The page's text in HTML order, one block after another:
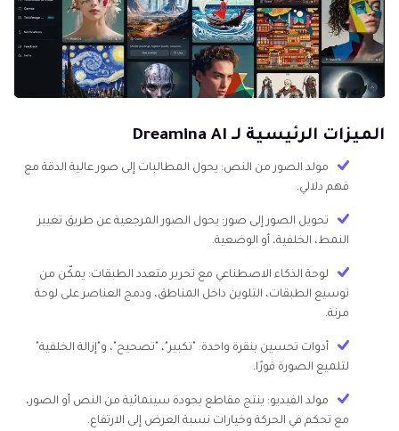
الميزات الرئيسية لـ Dreamina AI
مولد الصور من النص: يحول المطالبات إلى صور عالية الدقة مع
فهم دلالي.
تحويل الصور إلى صور: يحول الصور المرجعية عن طريق تغيير
النمط، الخلفية، أو الوضعية.
لوحة الذكاء الاصطناعي مع تحرير متعدد الطبقات: يمكّن من
توسيع الطبقات، التلوين داخل المناطق، ودمج العناصر على لوحة
مرنة.
أدوات تحسين بنقرة واحدة: "تكبير"، "تصحيح"، و"إزالة الخلفية"
لتلميع الصورة فورًا.
مولد الفيديو: ينتج مقاطع بجودة سينمائية من النص أو الصور،
مع تحكم في الحركة وخيارات نسبة العرض إلى الارتفاع.